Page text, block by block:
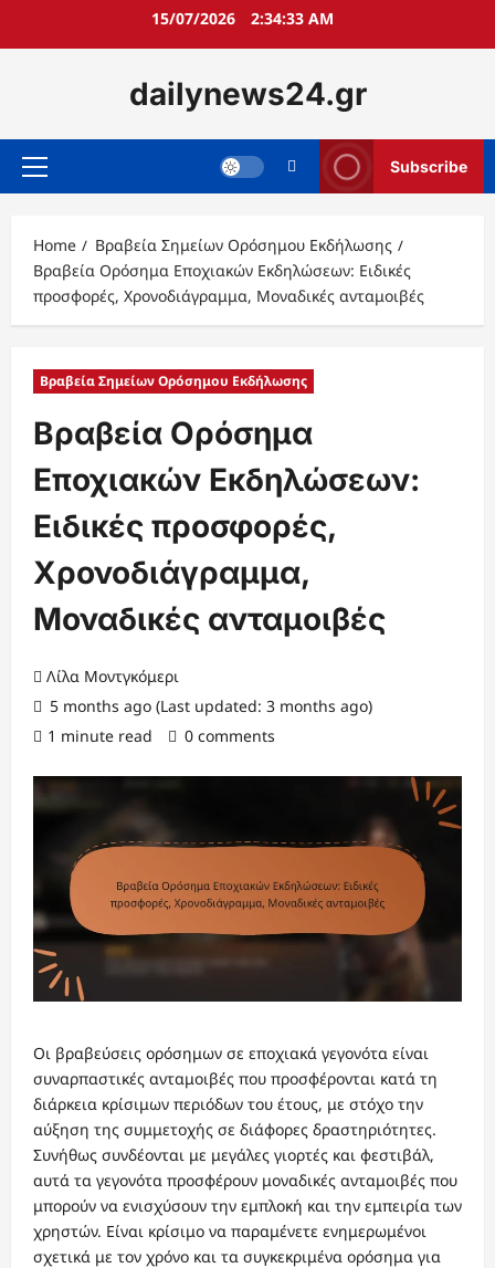
15/07/2026 2:34:34 AM
dailynews24.gr
Primary
Subscribe
Home
Βραβεία Σημείων Ορόσημου Εκδήλωσης
Βραβεία Ορόσημα Εποχιακών Εκδηλώσεων: Ειδικές
προσφορές, Χρονοδιάγραμμα, Μοναδικές ανταμοιβές
Βραβεία Σημείων Ορόσημου Εκδήλωσης
Βραβεία Ορόσημα
Εποχιακών Εκδηλώσεων:
Ειδικές προσφορές,
Χρονοδιάγραμμα,
Μοναδικές ανταμοιβές
Λίλα Μοντγκόμερι
5 months ago (Last updated: 3 months ago)
1 minute read
0 comments
Οι βραβεύσεις ορόσημων σε εποχιακά γεγονότα είναι
συναρπαστικές ανταμοιβές που προσφέρονται κατά τη
διάρκεια κρίσιμων περιόδων του έτους, με στόχο την
αύξηση της συμμετοχής σε διάφορες δραστηριότητες.
Συνήθως συνδέονται με μεγάλες γιορτές και φεστιβάλ,
αυτά τα γεγονότα προσφέρουν μοναδικές ανταμοιβές που
μπορούν να ενισχύσουν την εμπλοκή και την εμπειρία των
χρηστών. Είναι κρίσιμο να παραμένετε ενημερωμένοι
σχετικά με τον χρόνο και τα συγκεκριμένα ορόσημα για